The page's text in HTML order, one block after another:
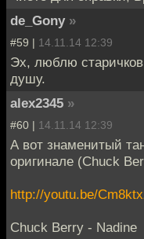
de_Gony »
#59 | 14.11.14 12:39
Эх, люблю
душу.
alex2345 »
#60 | 14.11.14 12:39
А вот знаменитый
оригинале (Chuck
http://youtu.be/
Chuck Berry - Nadine